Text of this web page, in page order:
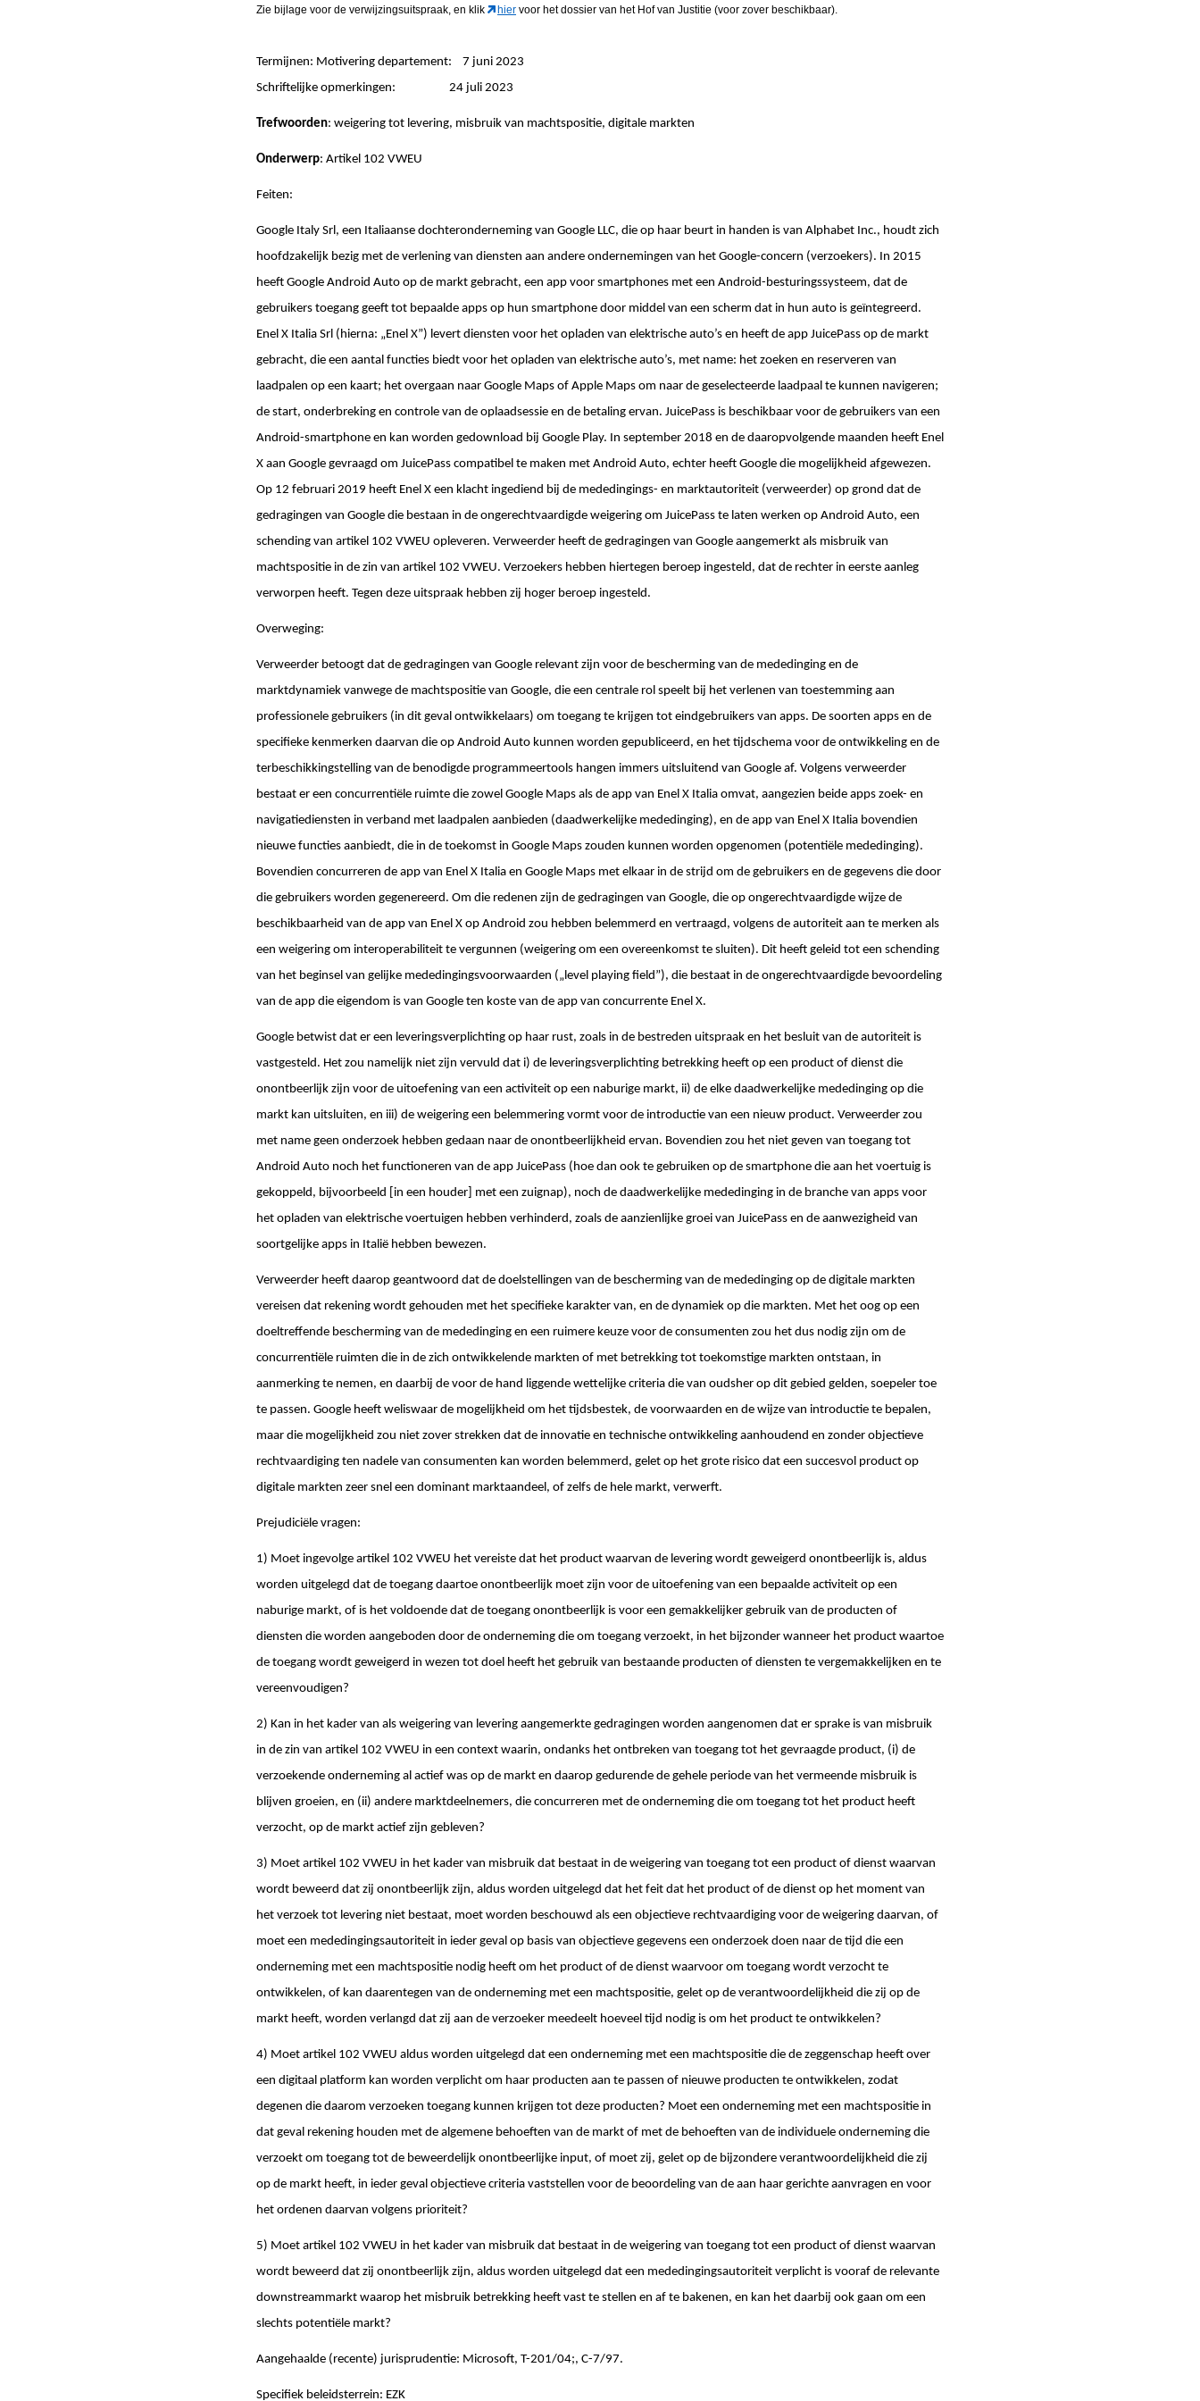
Zie bijlage voor de verwijzingsuitspraak, en klik hier voor het dossier van het Hof van Justitie (voor zover beschikbaar).
Termijnen: Motivering departement: 7 juni 2023
Schriftelijke opmerkingen: 24 juli 2023
Trefwoorden: weigering tot levering, misbruik van machtspositie, digitale markten
Onderwerp: Artikel 102 VWEU
Feiten:
Google Italy Srl, een Italiaanse dochteronderneming van Google LLC, die op haar beurt in handen is van Alphabet Inc., houdt zich
hoofdzakelijk bezig met de verlening van diensten aan andere ondernemingen van het Google-concern (verzoekers). In 2015
heeft Google Android Auto op de markt gebracht, een app voor smartphones met een Android-besturingssysteem, dat de
gebruikers toegang geeft tot bepaalde apps op hun smartphone door middel van een scherm dat in hun auto is geïntegreerd.
Enel X Italia Srl (hierna: „Enel X”) levert diensten voor het opladen van elektrische auto’s en heeft de app JuicePass op de markt
gebracht, die een aantal functies biedt voor het opladen van elektrische auto’s, met name: het zoeken en reserveren van
laadpalen op een kaart; het overgaan naar Google Maps of Apple Maps om naar de geselecteerde laadpaal te kunnen navigeren;
de start, onderbreking en controle van de oplaadsessie en de betaling ervan. JuicePass is beschikbaar voor de gebruikers van een
Android-smartphone en kan worden gedownload bij Google Play. In september 2018 en de daaropvolgende maanden heeft Enel
X aan Google gevraagd om JuicePass compatibel te maken met Android Auto, echter heeft Google die mogelijkheid afgewezen.
Op 12 februari 2019 heeft Enel X een klacht ingediend bij de mededingings- en marktautoriteit (verweerder) op grond dat de
gedragingen van Google die bestaan in de ongerechtvaardigde weigering om JuicePass te laten werken op Android Auto, een
schending van artikel 102 VWEU opleveren. Verweerder heeft de gedragingen van Google aangemerkt als misbruik van
machtspositie in de zin van artikel 102 VWEU. Verzoekers hebben hiertegen beroep ingesteld, dat de rechter in eerste aanleg
verworpen heeft. Tegen deze uitspraak hebben zij hoger beroep ingesteld.
Overweging:
Verweerder betoogt dat de gedragingen van Google relevant zijn voor de bescherming van de mededinging en de
marktdynamiek vanwege de machtspositie van Google, die een centrale rol speelt bij het verlenen van toestemming aan
professionele gebruikers (in dit geval ontwikkelaars) om toegang te krijgen tot eindgebruikers van apps. De soorten apps en de
specifieke kenmerken daarvan die op Android Auto kunnen worden gepubliceerd, en het tijdschema voor de ontwikkeling en de
terbeschikkingstelling van de benodigde programmeertools hangen immers uitsluitend van Google af. Volgens verweerder
bestaat er een concurrentiële ruimte die zowel Google Maps als de app van Enel X Italia omvat, aangezien beide apps zoek- en
navigatiediensten in verband met laadpalen aanbieden (daadwerkelijke mededinging), en de app van Enel X Italia bovendien
nieuwe functies aanbiedt, die in de toekomst in Google Maps zouden kunnen worden opgenomen (potentiële mededinging).
Bovendien concurreren de app van Enel X Italia en Google Maps met elkaar in de strijd om de gebruikers en de gegevens die door
die gebruikers worden gegenereerd. Om die redenen zijn de gedragingen van Google, die op ongerechtvaardigde wijze de
beschikbaarheid van de app van Enel X op Android zou hebben belemmerd en vertraagd, volgens de autoriteit aan te merken als
een weigering om interoperabiliteit te vergunnen (weigering om een overeenkomst te sluiten). Dit heeft geleid tot een schending
van het beginsel van gelijke mededingingsvoorwaarden („level playing field”), die bestaat in de ongerechtvaardigde bevoordeling
van de app die eigendom is van Google ten koste van de app van concurrente Enel X.
Google betwist dat er een leveringsverplichting op haar rust, zoals in de bestreden uitspraak en het besluit van de autoriteit is
vastgesteld. Het zou namelijk niet zijn vervuld dat i) de leveringsverplichting betrekking heeft op een product of dienst die
onontbeerlijk zijn voor de uitoefening van een activiteit op een naburige markt, ii) de elke daadwerkelijke mededinging op die
markt kan uitsluiten, en iii) de weigering een belemmering vormt voor de introductie van een nieuw product. Verweerder zou
met name geen onderzoek hebben gedaan naar de onontbeerlijkheid ervan. Bovendien zou het niet geven van toegang tot
Android Auto noch het functioneren van de app JuicePass (hoe dan ook te gebruiken op de smartphone die aan het voertuig is
gekoppeld, bijvoorbeeld [in een houder] met een zuignap), noch de daadwerkelijke mededinging in de branche van apps voor
het opladen van elektrische voertuigen hebben verhinderd, zoals de aanzienlijke groei van JuicePass en de aanwezigheid van
soortgelijke apps in Italië hebben bewezen.
Verweerder heeft daarop geantwoord dat de doelstellingen van de bescherming van de mededinging op de digitale markten
vereisen dat rekening wordt gehouden met het specifieke karakter van, en de dynamiek op die markten. Met het oog op een
doeltreffende bescherming van de mededinging en een ruimere keuze voor de consumenten zou het dus nodig zijn om de
concurrentiële ruimten die in de zich ontwikkelende markten of met betrekking tot toekomstige markten ontstaan, in
aanmerking te nemen, en daarbij de voor de hand liggende wettelijke criteria die van oudsher op dit gebied gelden, soepeler toe
te passen. Google heeft weliswaar de mogelijkheid om het tijdsbestek, de voorwaarden en de wijze van introductie te bepalen,
maar die mogelijkheid zou niet zover strekken dat de innovatie en technische ontwikkeling aanhoudend en zonder objectieve
rechtvaardiging ten nadele van consumenten kan worden belemmerd, gelet op het grote risico dat een succesvol product op
digitale markten zeer snel een dominant marktaandeel, of zelfs de hele markt, verwerft.
Prejudiciële vragen:
1) Moet ingevolge artikel 102 VWEU het vereiste dat het product waarvan de levering wordt geweigerd onontbeerlijk is, aldus
worden uitgelegd dat de toegang daartoe onontbeerlijk moet zijn voor de uitoefening van een bepaalde activiteit op een
naburige markt, of is het voldoende dat de toegang onontbeerlijk is voor een gemakkelijker gebruik van de producten of
diensten die worden aangeboden door de onderneming die om toegang verzoekt, in het bijzonder wanneer het product waartoe
de toegang wordt geweigerd in wezen tot doel heeft het gebruik van bestaande producten of diensten te vergemakkelijken en te
vereenvoudigen?
2) Kan in het kader van als weigering van levering aangemerkte gedragingen worden aangenomen dat er sprake is van misbruik
in de zin van artikel 102 VWEU in een context waarin, ondanks het ontbreken van toegang tot het gevraagde product, (i) de
verzoekende onderneming al actief was op de markt en daarop gedurende de gehele periode van het vermeende misbruik is
blijven groeien, en (ii) andere marktdeelnemers, die concurreren met de onderneming die om toegang tot het product heeft
verzocht, op de markt actief zijn gebleven?
3) Moet artikel 102 VWEU in het kader van misbruik dat bestaat in de weigering van toegang tot een product of dienst waarvan
wordt beweerd dat zij onontbeerlijk zijn, aldus worden uitgelegd dat het feit dat het product of de dienst op het moment van
het verzoek tot levering niet bestaat, moet worden beschouwd als een objectieve rechtvaardiging voor de weigering daarvan, of
moet een mededingingsautoriteit in ieder geval op basis van objectieve gegevens een onderzoek doen naar de tijd die een
onderneming met een machtspositie nodig heeft om het product of de dienst waarvoor om toegang wordt verzocht te
ontwikkelen, of kan daarentegen van de onderneming met een machtspositie, gelet op de verantwoordelijkheid die zij op de
markt heeft, worden verlangd dat zij aan de verzoeker meedeelt hoeveel tijd nodig is om het product te ontwikkelen?
4) Moet artikel 102 VWEU aldus worden uitgelegd dat een onderneming met een machtspositie die de zeggenschap heeft over
een digitaal platform kan worden verplicht om haar producten aan te passen of nieuwe producten te ontwikkelen, zodat
degenen die daarom verzoeken toegang kunnen krijgen tot deze producten? Moet een onderneming met een machtspositie in
dat geval rekening houden met de algemene behoeften van de markt of met de behoeften van de individuele onderneming die
verzoekt om toegang tot de beweerdelijk onontbeerlijke input, of moet zij, gelet op de bijzondere verantwoordelijkheid die zij
op de markt heeft, in ieder geval objectieve criteria vaststellen voor de beoordeling van de aan haar gerichte aanvragen en voor
het ordenen daarvan volgens prioriteit?
5) Moet artikel 102 VWEU in het kader van misbruik dat bestaat in de weigering van toegang tot een product of dienst waarvan
wordt beweerd dat zij onontbeerlijk zijn, aldus worden uitgelegd dat een mededingingsautoriteit verplicht is vooraf de relevante
downstreammarkt waarop het misbruik betrekking heeft vast te stellen en af te bakenen, en kan het daarbij ook gaan om een
slechts potentiële markt?
Aangehaalde (recente) jurisprudentie: Microsoft, T-201/04;, C-7/97.
Specifiek beleidsterrein: EZK